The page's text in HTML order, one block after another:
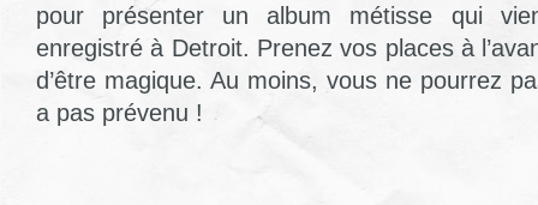
pour présenter un album métisse qui
enregistré à Detroit. Prenez vos places à
d’être magique. Au moins, vous ne pourrez
a pas prévenu !